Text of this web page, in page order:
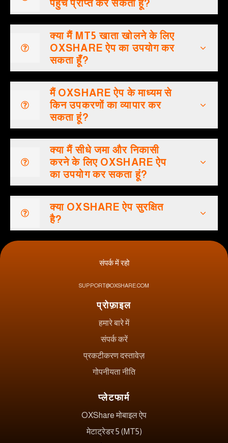
पहुंच प्राप्त कर सकता हूं?
क्या मैं MT5 खाता खोलने के लिए
OXSHARE ऐप का उपयोग कर
सकता हूँ?
मैं OXSHARE ऐप के माध्यम से
किन उपकरणों का व्यापार कर
सकता हूं?
क्या मैं सीधे जमा और निकासी
करने के लिए OXSHARE ऐप
का उपयोग कर सकता हूं?
क्या OXSHARE ऐप सुरक्षित
है?
संपर्क में रहो
SUPPORT@OXSHARE.COM
प्रोफ़ाइल
हमारे बारे में
संपर्क करें
प्रकटीकरण दस्तावेज़
गोपनीयता नीति
प्लेटफार्म
OXShare मोबाइल ऐप
मेटाट्रेडर 5 (MT5)